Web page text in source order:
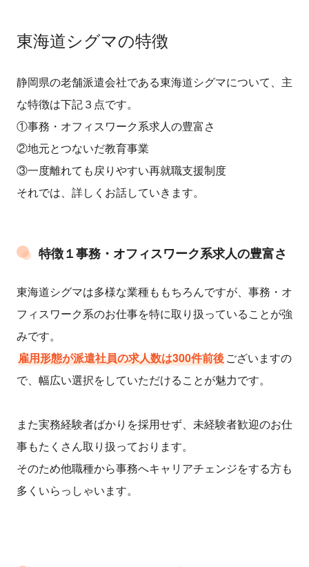
東海道シグマの特徴
静岡県の老舗派遣会社である東海道シグマについて、主
な特徴は下記３点です。
①事務・オフィスワーク系求人の豊富さ
②地元とつないだ教育事業
③一度離れても戻りやすい再就職支援制度
それでは、詳しくお話していきます。
特徴１事務・オフィスワーク系求人の豊富さ
東海道シグマは多様な業種ももちろんですが、事務・オ
フィスワーク系のお仕事を特に取り扱っていることが強
みです。
雇用形態が派遣社員の求人数は300件前後ございますの
で、幅広い選択をしていただけることが魅力です。
また実務経験者ばかりを採用せず、未経験者歓迎のお仕
事もたくさん取り扱っております。
そのため他職種から事務へキャリアチェンジをする方も
多くいらっしゃいます。